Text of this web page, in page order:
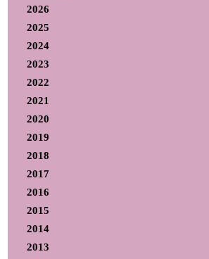
2026
2025
2024
2023
2022
2021
2020
2019
2018
2017
2016
2015
2014
2013